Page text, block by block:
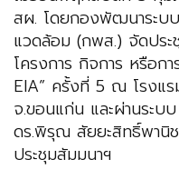
สผ. โดยกองพัฒนาระบบ
แวดล้อม (กพส.) จัดประ
โครงการ กิจการ หรือก
EIA” ครั้งที่ 5 ณ โรงแ
จ.ขอนแก่น และผ่านระ
ดร.พิรุณ สัยยะสิทธิ์พานิช
ประชุมสัมมนาฯ